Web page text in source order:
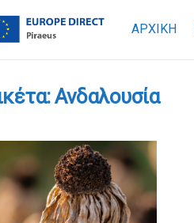
ΑΡΧΙΚΗ
Ανδαλουσία